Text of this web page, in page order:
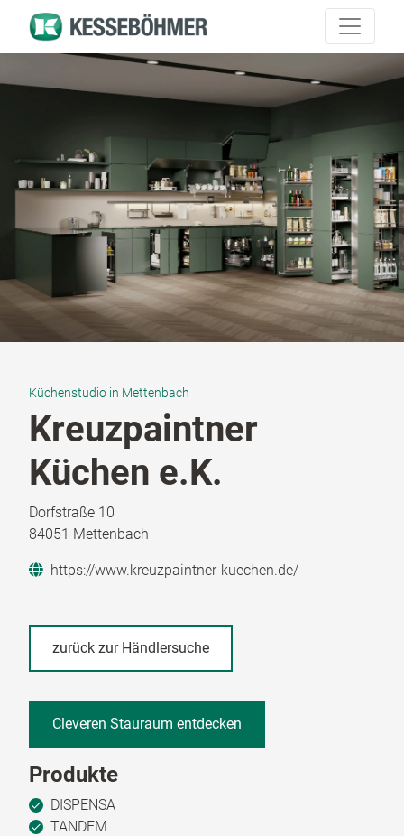
Küchenstudio in Mettenbach
Kreuzpaintner
Küchen e.K.
Dorfstraße 10
84051 Mettenbach
https://www.kreuzpaintner-kuechen.de/
zurück zur Händlersuche
Cleveren Stauraum entdecken
Produkte
DISPENSA
TANDEM